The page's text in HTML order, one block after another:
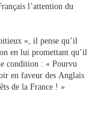
l’attention du
», il pense qu’il
en lui promettant qu’il
condition : « Pourvu
en faveur des Anglais
de la France ! »